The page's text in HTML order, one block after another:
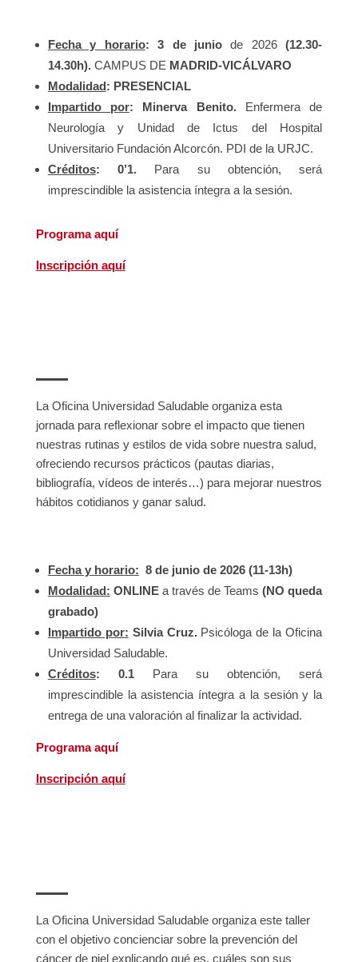
Fecha y horario:3 de juniode 2026(12.30-
14.30h).CAMPUS DE MADRID-VICÁLVARO
Modalidad: PRESENCIAL
Impartido por: Minerva Benito.Enfermera de
Neurología y Unidad de Ictus del Hospital
Universitario Fundación Alcorcón. PDI de la URJC.
Créditos: 0’1. Para su obtención, será
imprescindible la asistencia íntegra a la sesión.
Programa aquí
Inscripción aquí
La Oficina Universidad Saludable organiza esta
jornada para reflexionar sobre el impacto que tienen
nuestras rutinas y estilos de vida sobre nuestra salud,
ofreciendo recursos prácticos (pautas diarias,
bibliografía, vídeos de interés…) para mejorar nuestros
hábitos cotidianos y ganar salud.
Fecha y horario: 8 de junio de 2026 (11-13h)
Modalidad: ONLINE a través de Teams(NO queda
grabado)
Impartido por: Silvia Cruz.Psicóloga de la Oficina
Universidad Saludable.
Créditos: 0.1Para su obtención, será
imprescindible la asistencia íntegra a la sesión y la
entrega de una valoración al finalizar la actividad.
Programa aquí
Inscripción aquí
La Oficina Universidad Saludable organiza este taller
con el objetivo concienciar sobre la prevención del
cáncer de piel explicando qué es, cuáles son sus